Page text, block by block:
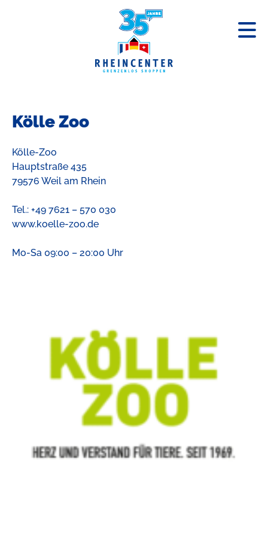
Kölle Zoo
Kölle-Zoo
Hauptstraße 435
79576 Weil am Rhein
Tel.: +49 7621 – 570 030
www.koelle-zoo.de
Mo-Sa 09:00 – 20:00 Uhr